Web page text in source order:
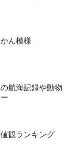
ん模様
航海記録や動物
観ランキング